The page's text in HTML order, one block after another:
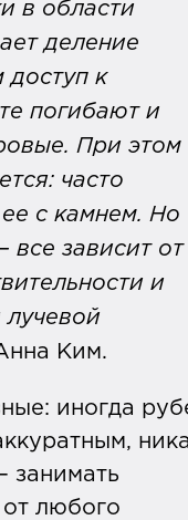
в области
деление
доступ к
погибают и
При этом
часто
с камнем. Но
все зависит от
и
лучевой
Ким.
иногда
занимать
любого